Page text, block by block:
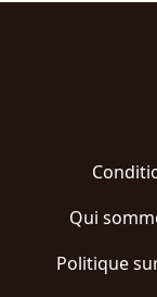
Qui
Politique